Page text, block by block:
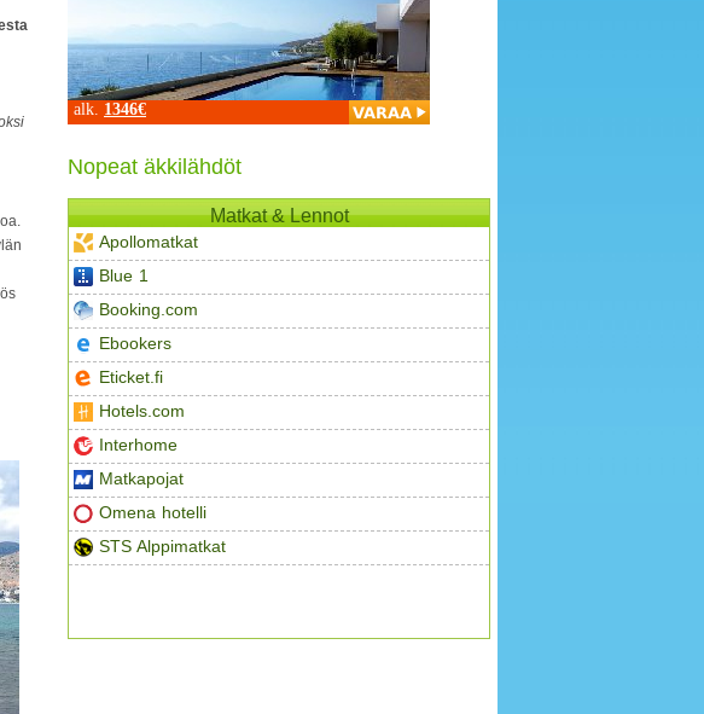
alk. 1346€
Nopeat äkkilähdöt
Matkat & Lennot
Apollomatkat
Blue 1
Booking.com
Ebookers
Eticket.fi
Hotels.com
Interhome
Matkapojat
Omena hotelli
STS Alppimatkat